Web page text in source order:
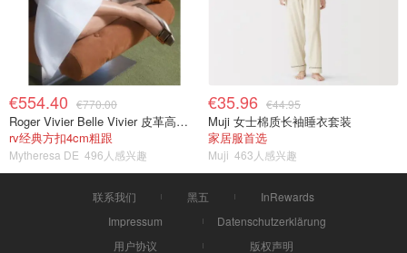
€554.40 €770.00
Roger Vivier Belle Vivier 皮革高跟鞋
rv经典方扣4cm粗跟
Mytheresa DE 496人感兴趣
€35.96 €44.95
Muji 女士棉质长袖睡衣套装
家居服首选
Muji 463人感兴趣
联系我们 黑五
InRewards
Impressum
Datenschutzerklärung
用户协议
版权声明